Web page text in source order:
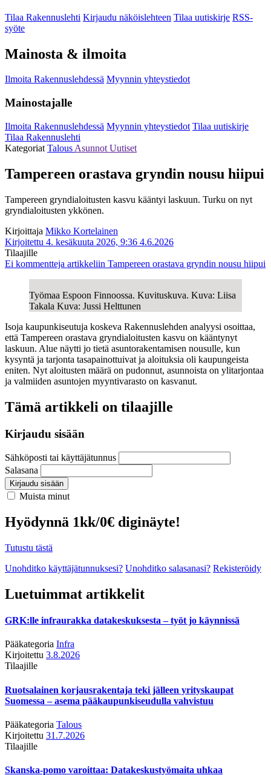
Tilaa Rakennuslehti Kirjaudu näköislehteen Tilaa uutiskirje RSS-
syöte
Mainosta & ilmoita
Ilmoita Rakennuslehdessä Myynnin yhteystiedot
Mainostajalle
Ilmoita Rakennuslehdessä Myynnin yhteystiedot Tilaa uutiskirje
Tilaa Rakennuslehti
Kategoriat Talous Asunnot Uutiset
Tampereen orastava gryndin nousu hiipui
Tampereen gryndialoitusten kasvu kääntyi laskuun. Turku on nyt
gryndialoitusten ykkönen.
Kirjoittaja Mikko Kortelainen
Kirjoitettu 4. kesäkuuta 2026, 9:36 4.6.2026
Tilaajille
Ei kommentteja artikkeliin Tampereen orastava gryndin nousu hiipui
Työmaa Espoon Finnoossa. Kuvituskuva. Kuva: Liisa
Takala Kuva: Jussi Helttunen
Isoja kaupunkiseutuja koskeva Rakennuslehden analyysi osoittaa,
että Tampereen orastava gryndialoitusten kasvu on kääntynyt
laskuun. Alue näytti jo tietä asuntorakentamisen nousulle, kun
kysyntä ja tarjonta tasapainottuivat ja aloituksia oli kaupungeista
eniten. Nyt aloitusten määrä on pudonnut, asunnoista on ylitarjontaa
ja valmiiden asuntojen myyntivarasto on kasvanut.
Tämä artikkeli on tilaajille
Kirjaudu sisään
Sähköposti tai käyttäjätunnus
Salasana
Kirjaudu sisään
Muista minut
Hyödynnä 1kk/0€ diginäyte!
Tutustu tästä
Unohditko käyttäjätunnuksesi? Unohditko salasanasi? Rekisteröidy
Luetuimmat artikkelit
GRK:lle infraurakka datakeskuksesta – työt jo käynnissä
Pääkategoria Infra
Kirjoitettu 3.8.2026
Tilaajille
Ruotsalainen korjausrakentaja teki jälleen yrityskaupat
Suomessa – asema pääkaupunkiseudulla vahvistuu
Pääkategoria Talous
Kirjoitettu 31.7.2026
Tilaajille
Skanska-pomo varoittaa: Datakeskustyömaita uhkaa